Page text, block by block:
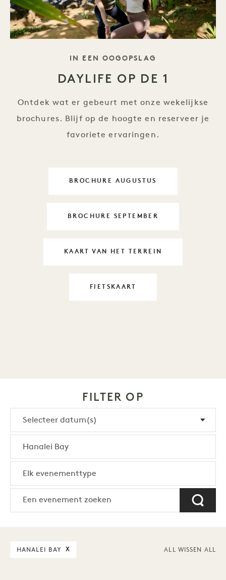
TAGLINE
IN EEN OOGOPSLAG
DAYLIFE OP DE 1
Ontdek wat er gebeurt met onze wekelijkse
brochures. Blijf op de hoogte en reserveer je
favoriete ervaringen.
BROCHURE AUGUSTUS
DAYLIFE OP DE 1
BROCHURE SEPTEMBER
DAYLIFE OP DE 1
KAART VAN HET TERREIN
DAYLIFE OP DE 1
FIETSKAARTDAYLIFE OP DE 1
FILTER OP
HANALEI BAY X ALL WISSEN ALL